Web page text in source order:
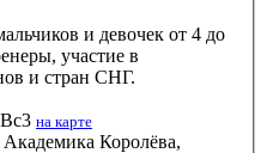
и девочек от 4 до
участие в
и стран СНГ.
на карте
Королёва,